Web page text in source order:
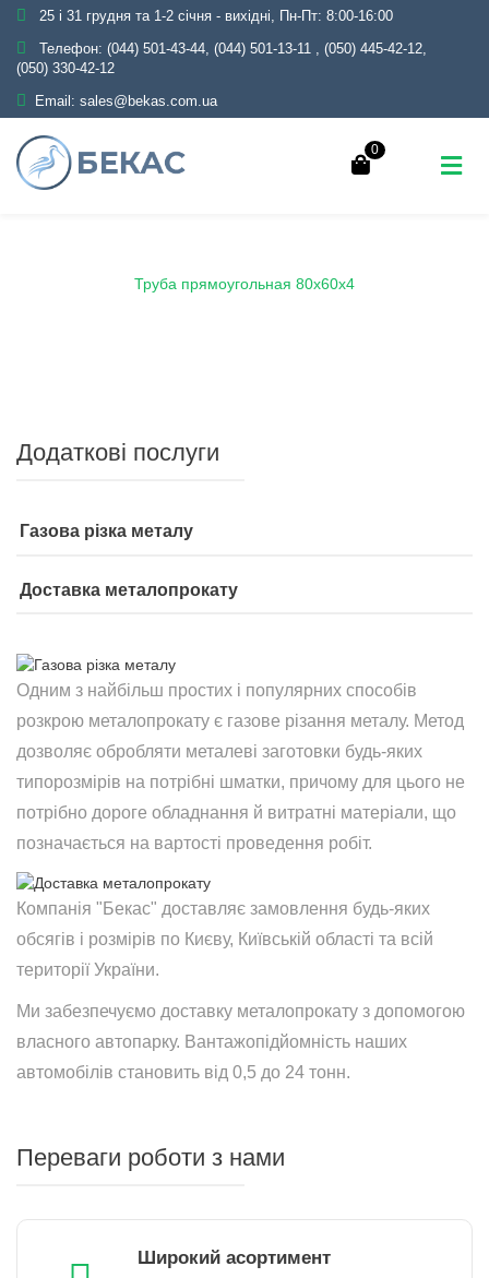
25 і 31 грудня та 1-2 січня - вихідні, Пн-Пт: 8:00-16:00
Телефон: (044) 501-43-44, (044) 501-13-11 , (050) 445-42-12,
(050) 330-42-12
Email: sales@bekas.com.ua
0
Труба прямоугольная 80х60х4
Додаткові послуги
Газова різка металу
Доставка металопрокату
Одним з найбільш простих і популярних способів
розкрою металопрокату є газове різання металу. Метод
дозволяє обробляти металеві заготовки будь-яких
типорозмірів на потрібні шматки, причому для цього не
потрібно дороге обладнання й витратні матеріали, що
позначається на вартості проведення робіт.
Компанія "Бекас" доставляє замовлення будь-яких
обсягів і розмірів по Києву, Київській області та всій
території України.
Ми забезпечуємо доставку металопрокату з допомогою
власного автопарку. Вантажопідйомність наших
автомобілів становить від 0,5 до 24 тонн.
Переваги роботи з нами
Широкий асортимент